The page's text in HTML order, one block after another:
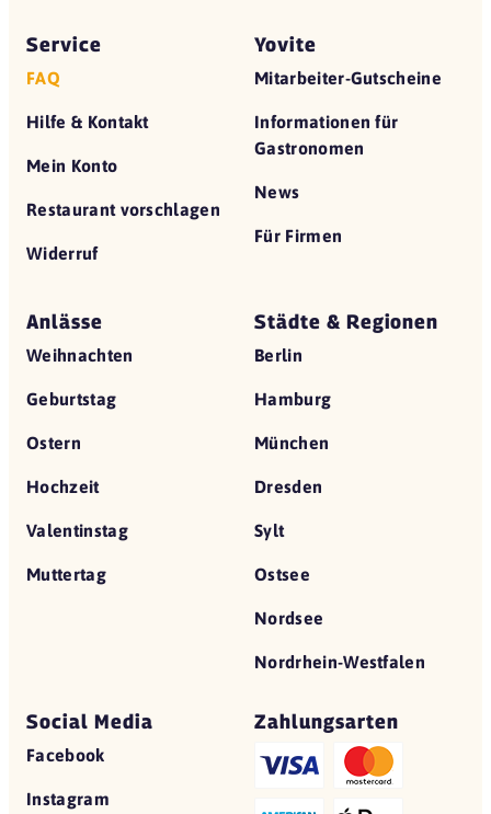
Service
FAQ
Hilfe & Kontakt
Mein Konto
Restaurant vorschlagen
Widerruf
Yovite
Mitarbeiter-Gutscheine
Informationen für
Gastronomen
News
Für Firmen
Anlässe
Weihnachten
Geburtstag
Ostern
Hochzeit
Valentinstag
Muttertag
Städte & Regionen
Berlin
Hamburg
München
Dresden
Sylt
Ostsee
Nordsee
Nordrhein-Westfalen
Social Media
Facebook
Instagram
Zahlungsarten